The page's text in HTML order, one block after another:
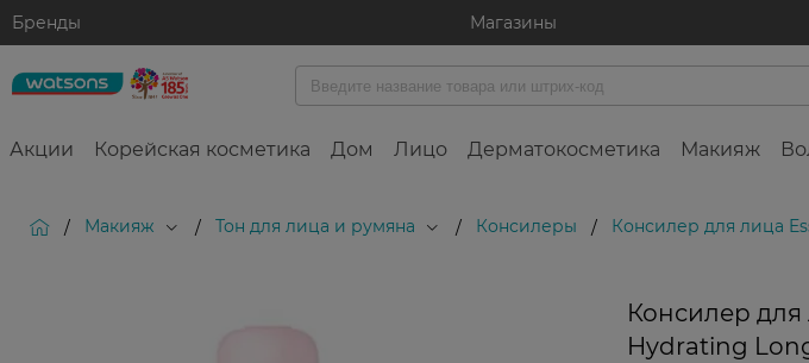
Бренды Магазины
Акции Корейская косметика Дом Лицо Дерматокосметика Макияж
/ Макияж / Тон для лица и румяна / Консилеры / Консилер для лица
Консилер для
Hydrating